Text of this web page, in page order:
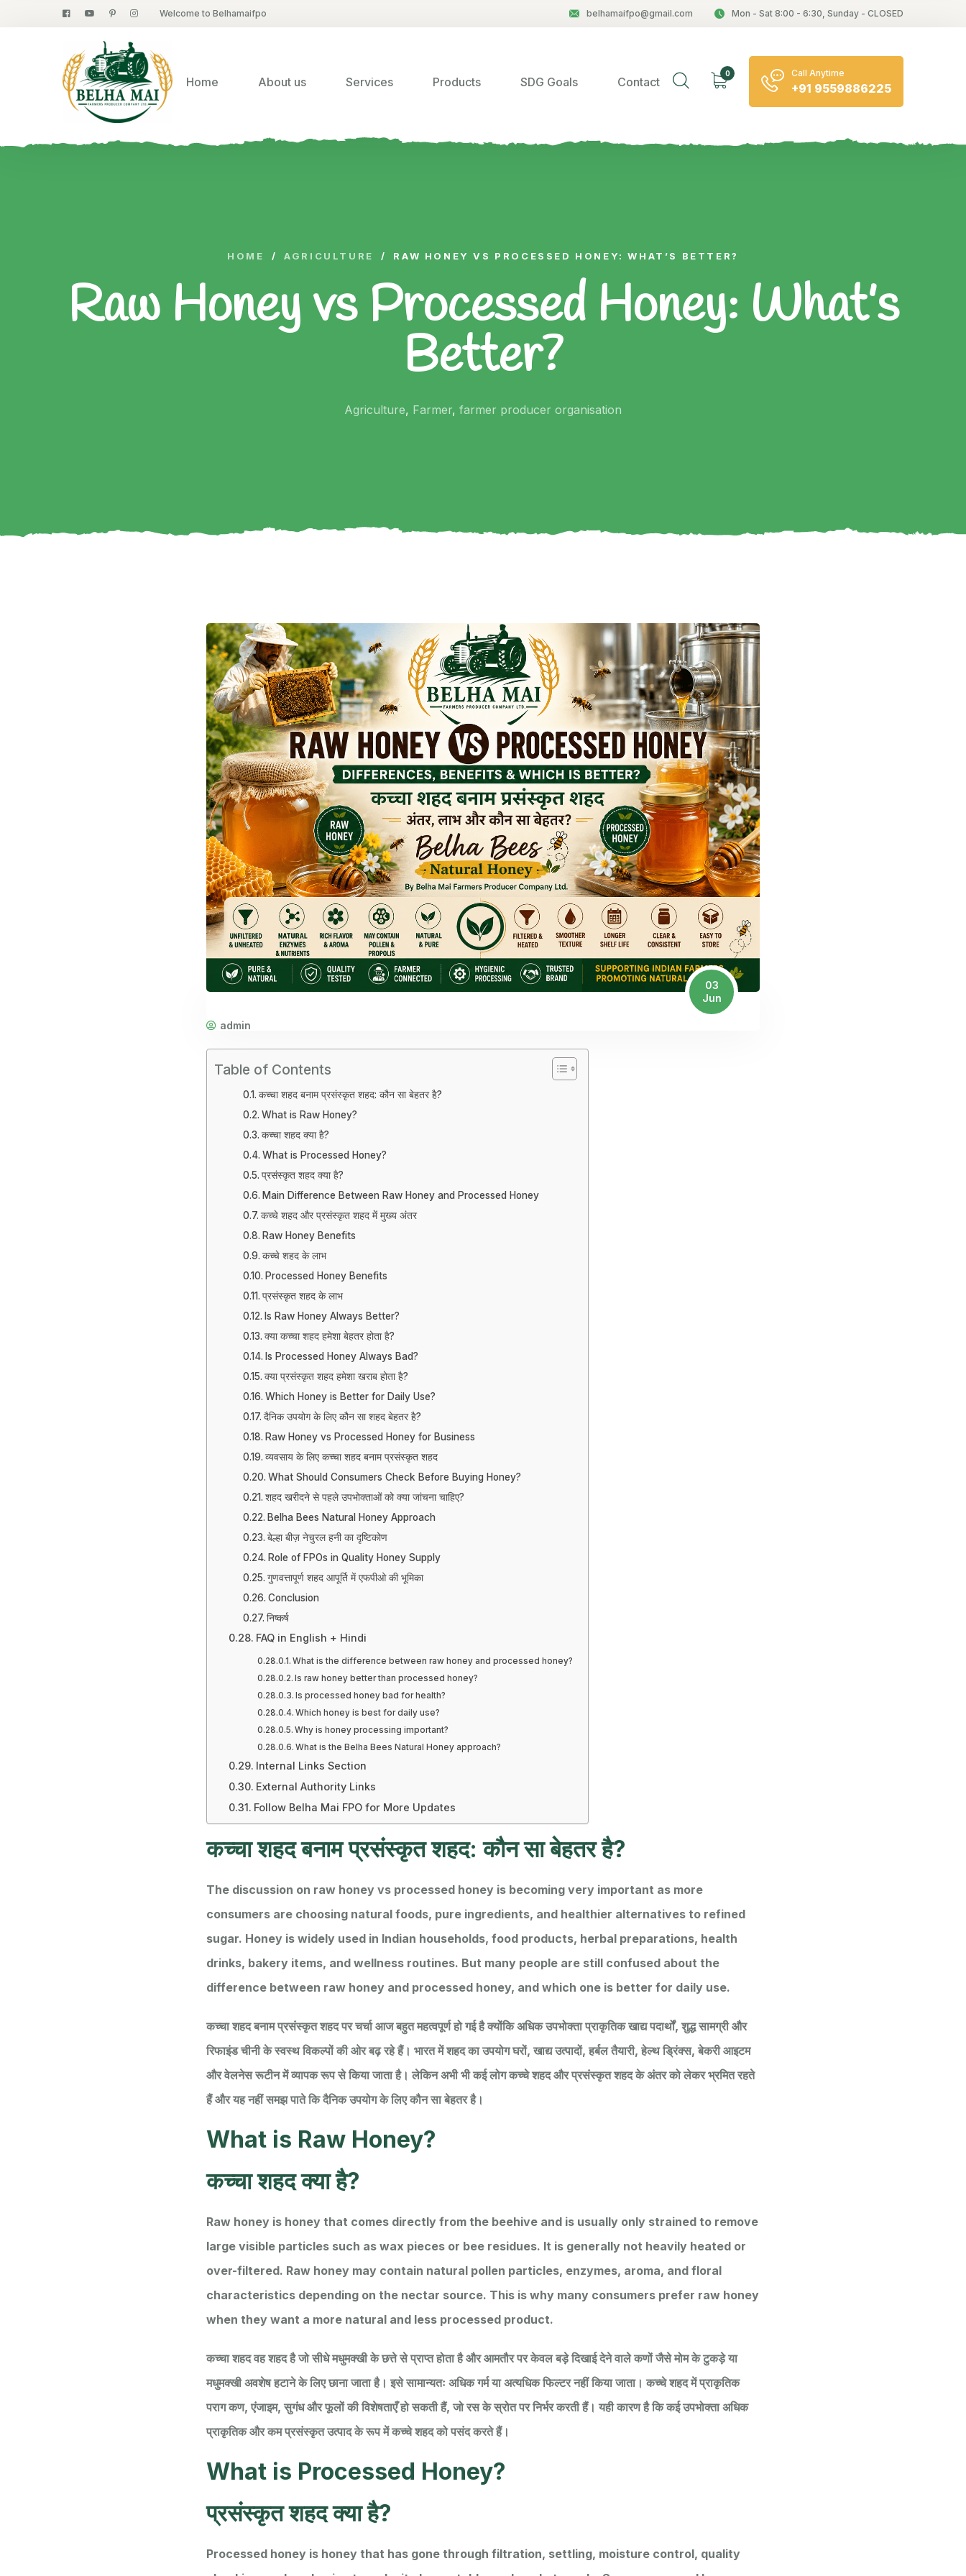
Welcome to Belhamaifpo belhamaifpo@gmail.com Mon - Sat 8:00 - 6:30, Sunday - CLOSED
Home About us Services Products SDG Goals Contact
0 Call Anytime
+91 9559886225
HOME / AGRICULTURE / RAW HONEY VS PROCESSED HONEY: WHAT’S BETTER?
Raw Honey vs Processed Honey: What’s
Better?
Agriculture, Farmer, farmer producer organisation
03
Jun
admin
Table of Contents
कच्चा शहद बनाम प्रसंस्कृत शहद: कौन सा बेहतर है?
What is Raw Honey?
कच्चा शहद क्या है?
What is Processed Honey?
प्रसंस्कृत शहद क्या है?
Main Difference Between Raw Honey and Processed Honey
कच्चे शहद और प्रसंस्कृत शहद में मुख्य अंतर
Raw Honey Benefits
कच्चे शहद के लाभ
Processed Honey Benefits
प्रसंस्कृत शहद के लाभ
Is Raw Honey Always Better?
क्या कच्चा शहद हमेशा बेहतर होता है?
Is Processed Honey Always Bad?
क्या प्रसंस्कृत शहद हमेशा खराब होता है?
Which Honey is Better for Daily Use?
दैनिक उपयोग के लिए कौन सा शहद बेहतर है?
Raw Honey vs Processed Honey for Business
व्यवसाय के लिए कच्चा शहद बनाम प्रसंस्कृत शहद
What Should Consumers Check Before Buying Honey?
शहद खरीदने से पहले उपभोक्ताओं को क्या जांचना चाहिए?
Belha Bees Natural Honey Approach
बेल्हा बीज़ नेचुरल हनी का दृष्टिकोण
Role of FPOs in Quality Honey Supply
गुणवत्तापूर्ण शहद आपूर्ति में एफपीओ की भूमिका
Conclusion
निष्कर्ष
FAQ in English + Hindi
What is the difference between raw honey and processed honey?
Is raw honey better than processed honey?
Is processed honey bad for health?
Which honey is best for daily use?
Why is honey processing important?
What is the Belha Bees Natural Honey approach?
Internal Links Section
External Authority Links
Follow Belha Mai FPO for More Updates
कच्चा शहद बनाम प्रसंस्कृत शहद: कौन सा बेहतर है?
The discussion on raw honey vs processed honey is becoming very important as more
consumers are choosing natural foods, pure ingredients, and healthier alternatives to refined
sugar. Honey is widely used in Indian households, food products, herbal preparations, health
drinks, bakery items, and wellness routines. But many people are still confused about the
difference between raw honey and processed honey, and which one is better for daily use.
कच्चा शहद बनाम प्रसंस्कृत शहद पर चर्चा आज बहुत महत्वपूर्ण हो गई है क्योंकि अधिक उपभोक्ता प्राकृतिक खाद्य पदार्थों, शुद्ध सामग्री और
रिफाइंड चीनी के स्वस्थ विकल्पों की ओर बढ़ रहे हैं। भारत में शहद का उपयोग घरों, खाद्य उत्पादों, हर्बल तैयारी, हेल्थ ड्रिंक्स, बेकरी आइटम
और वेलनेस रूटीन में व्यापक रूप से किया जाता है। लेकिन अभी भी कई लोग कच्चे शहद और प्रसंस्कृत शहद के अंतर को लेकर भ्रमित रहते
हैं और यह नहीं समझ पाते कि दैनिक उपयोग के लिए कौन सा बेहतर है।
What is Raw Honey?
कच्चा शहद क्या है?
Raw honey is honey that comes directly from the beehive and is usually only strained to remove
large visible particles such as wax pieces or bee residues. It is generally not heavily heated or
over-filtered. Raw honey may contain natural pollen particles, enzymes, aroma, and floral
characteristics depending on the nectar source. This is why many consumers prefer raw honey
when they want a more natural and less processed product.
कच्चा शहद वह शहद है जो सीधे मधुमक्खी के छत्ते से प्राप्त होता है और आमतौर पर केवल बड़े दिखाई देने वाले कणों जैसे मोम के टुकड़े या
मधुमक्खी अवशेष हटाने के लिए छाना जाता है। इसे सामान्यतः अधिक गर्म या अत्यधिक फिल्टर नहीं किया जाता। कच्चे शहद में प्राकृतिक
पराग कण, एंजाइम, सुगंध और फूलों की विशेषताएँ हो सकती हैं, जो रस के स्रोत पर निर्भर करती हैं। यही कारण है कि कई उपभोक्ता अधिक
प्राकृतिक और कम प्रसंस्कृत उत्पाद के रूप में कच्चे शहद को पसंद करते हैं।
What is Processed Honey?
प्रसंस्कृत शहद क्या है?
Processed honey is honey that has gone through filtration, settling, moisture control, quality